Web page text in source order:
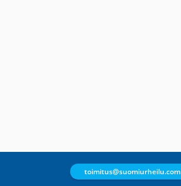
toimitus@suomiurheilu.com